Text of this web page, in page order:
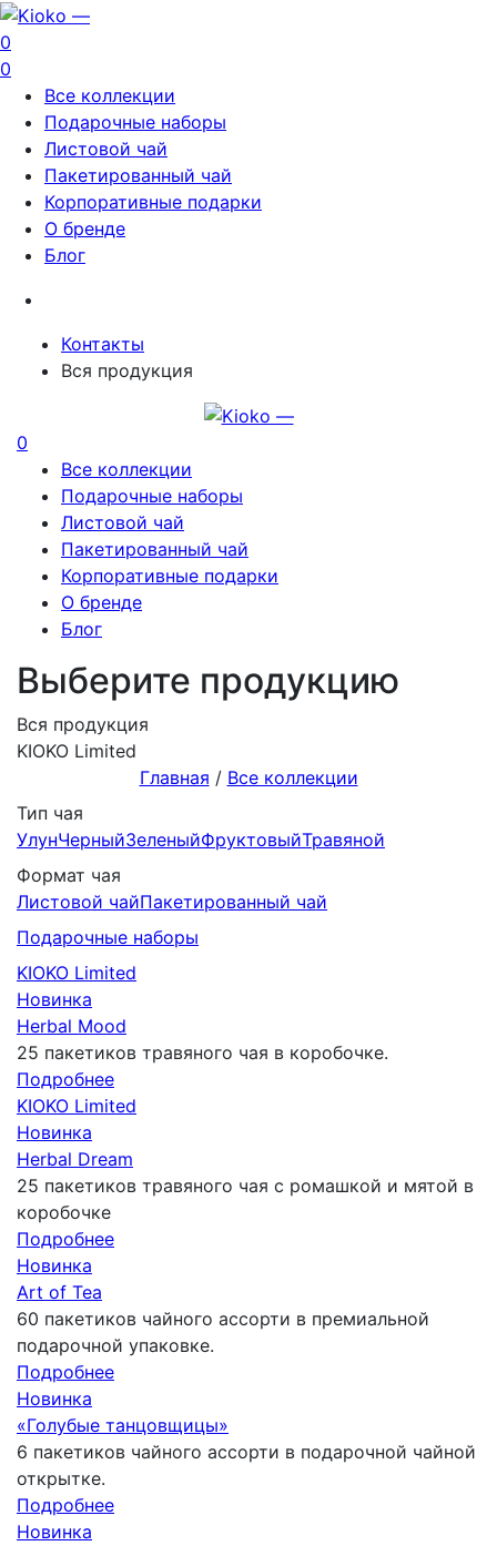
0
0
Все коллекции
Подарочные наборы
Листовой чай
Пакетированный чай
Корпоративные подарки
О бренде
Блог
Контакты
Вся продукция
0
Все коллекции
Подарочные наборы
Листовой чай
Пакетированный чай
Корпоративные подарки
О бренде
Блог
Выберите продукцию
Вся продукция
KIOKO Limited
Главная / Все коллекции
Тип чая
УлунЧерныйЗеленыйФруктовыйТравяной
Формат чая
Листовой чайПакетированный чай
Подарочныe наборы
KIOKO Limited
Новинка
Herbal Mood
25 пакетиков травяного чая в коробочке.
Подробнее
KIOKO Limited
Новинка
Herbal Dream
25 пакетиков травяного чая с ромашкой и мятой в
коробочке
Подробнее
Новинка
Art of Tea
60 пакетиков чайного ассорти в премиальной
подарочной упаковке.
Подробнее
Новинка
«Голубые танцовщицы»
6 пакетиков чайного ассорти в подарочной чайной
открытке.
Подробнее
Новинка